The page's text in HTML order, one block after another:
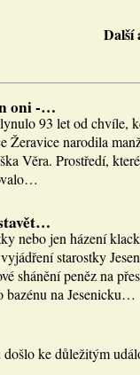
oni -…
93 let od chvíle,
Žeravice narodila
Věra. Prostředí,
nebo jen házení
starostky
shánění peněz na
bazénu na Jesenicku…
ke důležitým